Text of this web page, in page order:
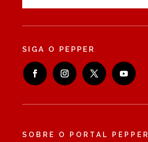
SIGA O PEPPER
SOBRE O PORTAL PEPPER